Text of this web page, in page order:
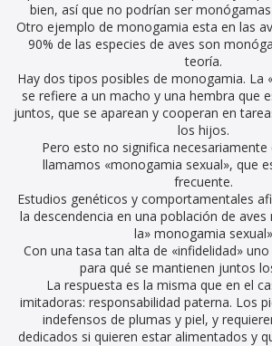
bien, así que no podrían ser
Otro ejemplo de monogamia esta en las
90% de las especies de aves son
teoría.
Hay dos tipos posibles de monogamia. La
se refiere a un macho y una hembra que
juntos, que se aparean y cooperan en
los hijos.
Pero esto no significa necesariamente
llamamos «monogamia sexual», que
frecuente.
Estudios genéticos y comportamentales
la descendencia en una población de
la» monogamia sexual»
Con una tasa tan alta de «infidelidad»
para qué se mantienen juntos
La respuesta es la misma que en el
imitadoras: responsabilidad paterna. Los
indefensos de plumas y piel, y
dedicados si quieren estar alimentados y